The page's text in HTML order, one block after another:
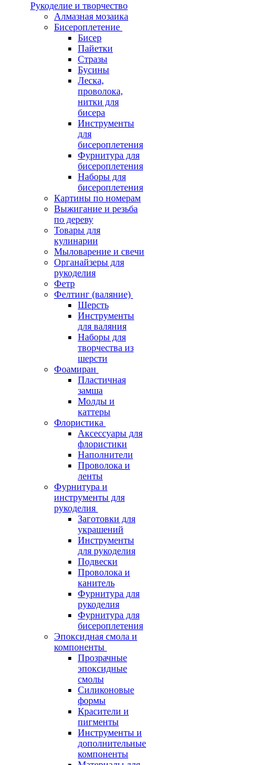
Рукоделие и творчество
Алмазная мозаика
Бисероплетение
Бисер
Пайетки
Стразы
Бусины
Леска,
проволока,
нитки для
бисера
Инструменты
для
бисероплетения
Фурнитура для
бисероплетения
Наборы для
бисероплетения
Картины по номерам
Выжигание и резьба
по дереву
Товары для
кулинарии
Мыловарение и свечи
Органайзеры для
рукоделия
Фетр
Фелтинг (валяние)
Шерсть
Инструменты
для валяния
Наборы для
творчества из
шерсти
Фоамиран
Пластичная
замша
Молды и
каттеры
Флористика
Аксессуары для
флористики
Наполнители
Проволока и
ленты
Фурнитура и
инструменты для
рукоделия
Заготовки для
украшений
Инструменты
для рукоделия
Подвески
Проволока и
канитель
Фурнитура для
рукоделия
Фурнитура для
бисероплетения
Эпоксидная смола и
компоненты
Прозрачные
эпоксидные
смолы
Силиконовые
формы
Красители и
пигменты
Инструменты и
дополнительные
компоненты